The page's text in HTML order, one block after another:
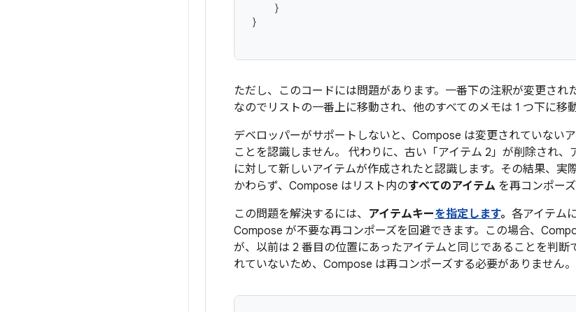
}
}
ただし、このコードには問題があります。一番下の注釈が変更され
なのでリストの一番上に移動され、他のすべてのメモは 1 つ下に移動
デベロッパーがサポートしないと、Compose は変更されていない
ことを認識しません。 代わりに、古い「アイテム 2」が削除され、
に対して新しいアイテムが作成されたと認識します。その結果、実
かわらず、Compose はリスト内のすべてのアイテム を再コンポーズ
この問題を解決するには、 アイテムキーを指定します。 各アイテム
Compose が不要な再コンポーズを回避できます。この場合、
が、以前は 2 番目の位置にあったアイテムと同じであることを判断
れていないため、Compose は再コンポーズする必要がありません。